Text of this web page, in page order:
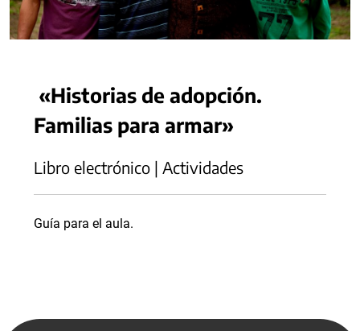
«Historias de adopción.
Familias para armar»
Libro electrónico | Actividades
Guía para el aula.